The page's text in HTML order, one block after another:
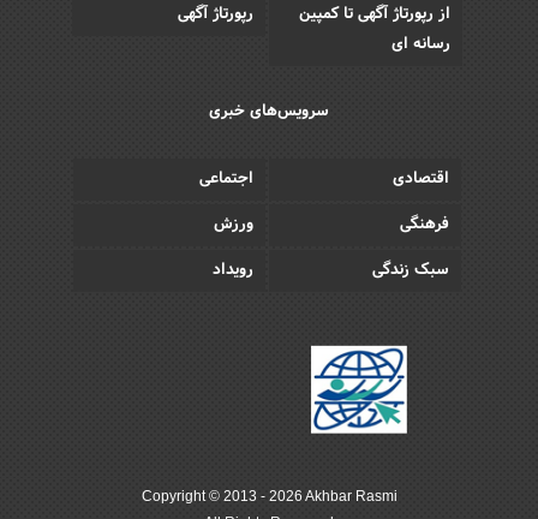
از رپورتاژ آگهی تا کمپین
رسانه ای
رپورتاژ آگهی
سرویس‌های خبری
اقتصادی
اجتماعی
فرهنگی
ورزش
سبک زندگی
رویداد
Copyright © 2013 - 2026 Akhbar Rasmi